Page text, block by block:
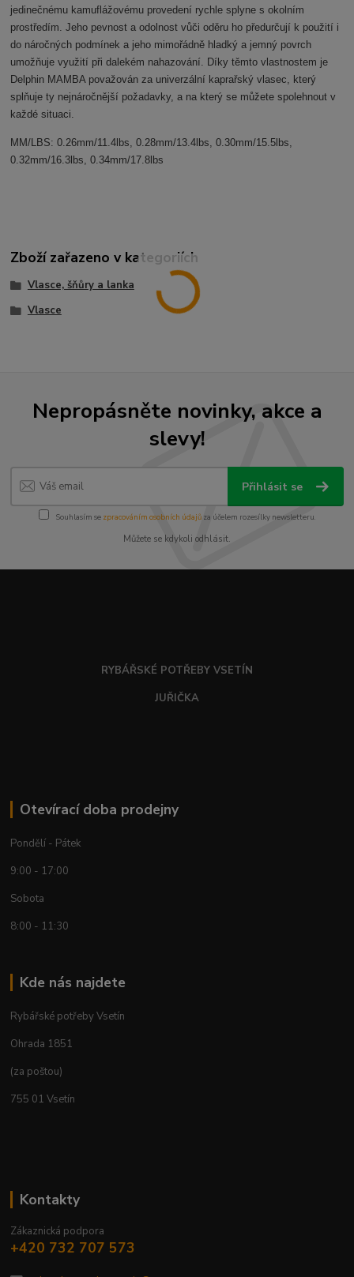
jedinečnému kamuflážovému provedení rychle splyne s okolním
prostředím. Jeho pevnost a odolnost vůči oděru ho předurčují k použití i
do náročných podmínek a jeho mimořádně hladký a jemný povrch
umožňuje využití při dalekém nahazování. Díky těmto vlastnostem je
Delphin MAMBA považován za univerzální kaprařský vlasec, který
splňuje ty nejnáročnější požadavky, a na který se můžete spolehnout v
každé situaci.
MM/LBS: 0.26mm/11.4lbs, 0.28mm/13.4lbs, 0.30mm/15.5lbs,
0.32mm/16.3lbs, 0.34mm/17.8lbs
Zboží zařazeno v kategoriích
Vlasce, šňůry a lanka
Vlasce
Nepropásněte novinky, akce a
slevy!
Přihlásit se
Souhlasím se zpracováním osobních údajůza účelem rozesílky newsletteru.
Můžete se kdykoli odhlásit.
RYBÁŘSKÉ POTŘEBY VSETÍN
JUŘIČKA
Otevírací doba prodejny
Pondělí - Pátek
9:00 - 17:00
Sobota
8:00 - 11:30
Kde nás najdete
Rybářské potřeby Vsetín
Ohrada 1851
(za poštou)
755 01 Vsetín
Kontakty
Zákaznická podpora
+420 732 707 573